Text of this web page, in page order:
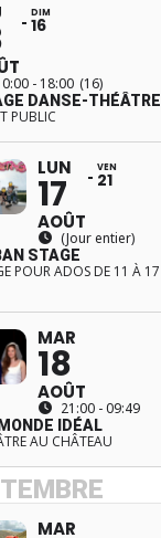
DIM
16
- 18:00 (16)
DANSE-THÉÂTRE
PUBLIC
LUN
17
AOÛT
VEN
21
(Jour entier)
STAGE
POUR ADOS DE 11 À 17
MAR
18
AOÛT
21:00 - 09:49
IDÉAL
AU CHÂTEAU
MAR